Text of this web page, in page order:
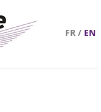
FR / EN